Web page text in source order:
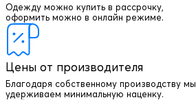
Одежду можно купить в рассрочку,
оформить можно в онлайн режиме.
Цены от производителя
Благодаря собственному производству мы
удерживаем минимальную наценку.